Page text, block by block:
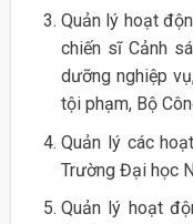
Quản lý hoạt
chiến sĩ Cảnh
dưỡng nghiệp
tội phạm, Bộ
Quản lý các
Trường Đại học
Quản lý hoạt